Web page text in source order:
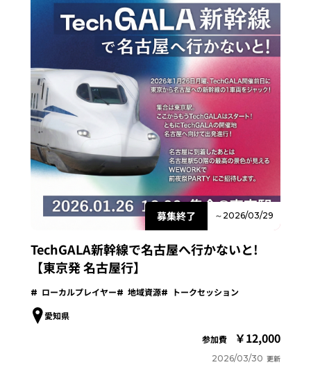
募集終了 ～2026/03/29
TechGALA新幹線で名古屋へ行かないと!
【東京発 名古屋行】
ローカルプレイヤー 地域資源 トークセッション
愛知県
参加費
12,000
2026/03/30 更新